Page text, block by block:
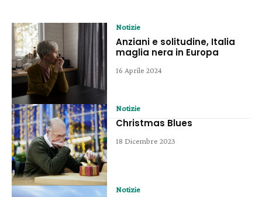
Notizie
Anziani e solitudine, Italia
maglia nera in Europa
16 Aprile 2024
Notizie
Christmas Blues
18 Dicembre 2023
Notizie